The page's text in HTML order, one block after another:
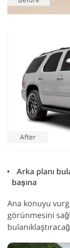
Arka planı
başına
Ana konuyu
görünmesini